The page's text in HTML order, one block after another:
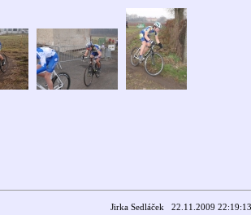
Jirka Sedláček 22.11.2009 22:19:13